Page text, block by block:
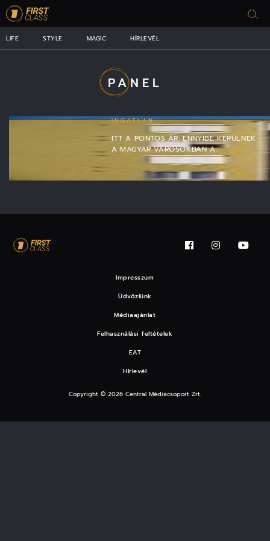
LIFE STYLE MAGIC HÍRLEVÉL
PANEL
INGATLAN
ITT A PONTOS ÁR: ENNYIBE KERÜLNEK
A MAGYAR VÁROSOKBAN A…
Impresszum
Üdvözlünk
Médiaajánlat
Felhasználási feltételek
EAT
Hírlevél
Copyright © 2026 Central Médiacsoport Zrt.